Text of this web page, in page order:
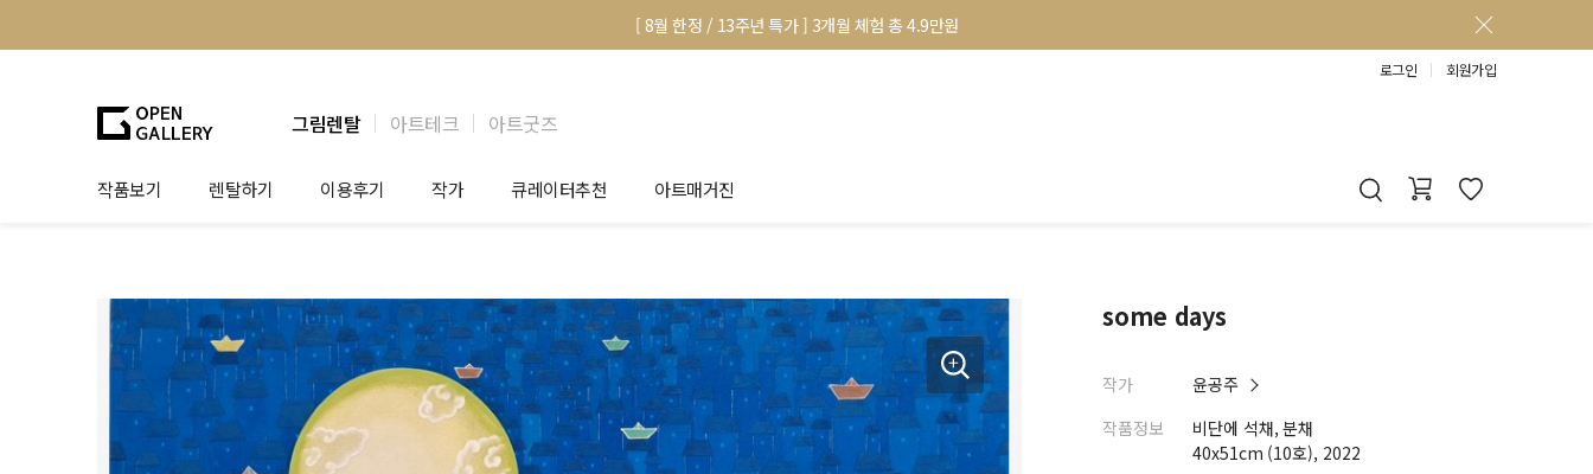
[ 8월 한정 / 13주년 특가 ] 3개월 체험 총 4.9만원
로그인 회원가입
그림렌탈 아트테크 아트굿즈
작품보기 렌탈하기
법인상담
기프트카드
이용후기
법인 고객
셀럽 인터뷰
작가
작가공모
큐레이터추천
작품선택 Tip
그림인테리어 Tip
테마별 추천
아트매거진
미술 이야기
아트 딕셔너리
some days
작가
윤공주
작품정보
비단에 석채, 분채
40x51cm (10호), 2022